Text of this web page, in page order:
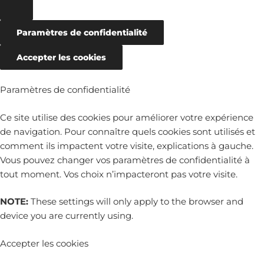
Paramètres de confidentialité
Accepter les cookies
Paramètres de confidentialité
Ce site utilise des cookies pour améliorer votre expérience
de navigation. Pour connaître quels cookies sont utilisés et
comment ils impactent votre visite, explications à gauche.
Vous pouvez changer vos paramètres de confidentialité à
tout moment. Vos choix n’impacteront pas votre visite.
NOTE: These settings will only apply to the browser and
device you are currently using.
Accepter les cookies